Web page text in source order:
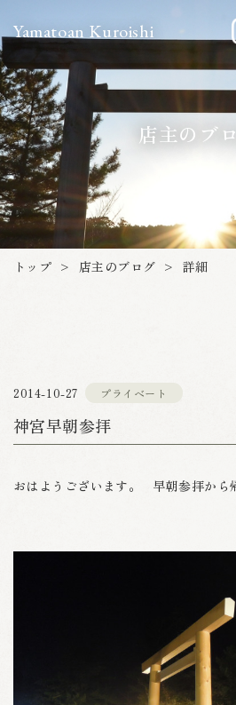
Yamatoan Kuroishi
店主のブ
トップ > 店主のブログ > 詳細
2014-10-27 プライベート
神宮早朝参拝
おはようございます。 早朝参拝から